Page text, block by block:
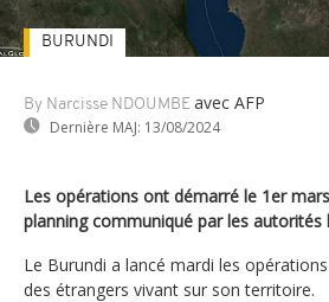
By Narcisse NDOUMBE avec AFP
Dernière MAJ: 13/08/2024
BURUNDI
Les opérations ont démarré le 1er
planning communiqué par les autorités
Le Burundi a lancé mardi les
des étrangers vivant sur son territoire.